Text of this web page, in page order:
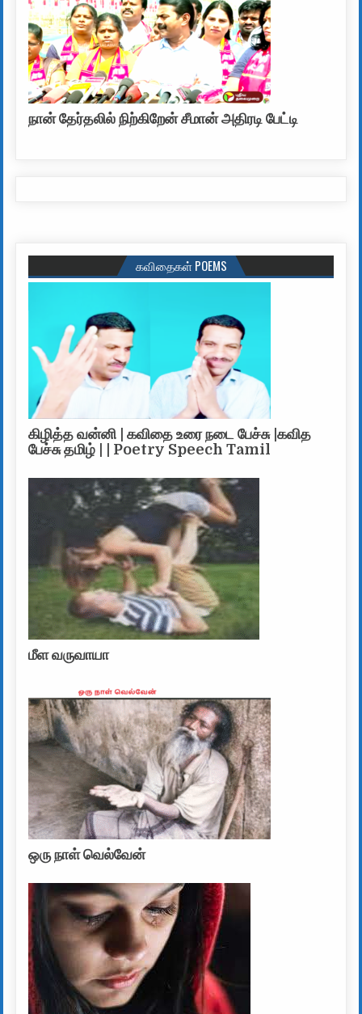
நான் தேர்தலில் நிற்கிறேன் சீமான் அதிரடி பேட்டி
கவிதைகள் POEMS
கிழித்த வன்னி | கவிதை உரை நடை பேச்சு |கவித
பேச்சு தமிழ் | | Poetry Speech Tamil
மீள வருவாயா
ஒரு நாள் வெல்வேன்